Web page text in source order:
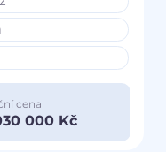
cena
000 Kč